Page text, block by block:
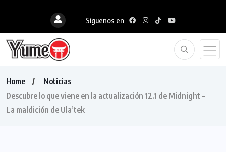
Síguenos en
Home
Noticias
Descubre lo que viene en la actualización 12.1 de Midnight –
La maldición de Ula’tek